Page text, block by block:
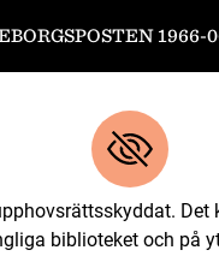
1966-
Det
biblioteket och på